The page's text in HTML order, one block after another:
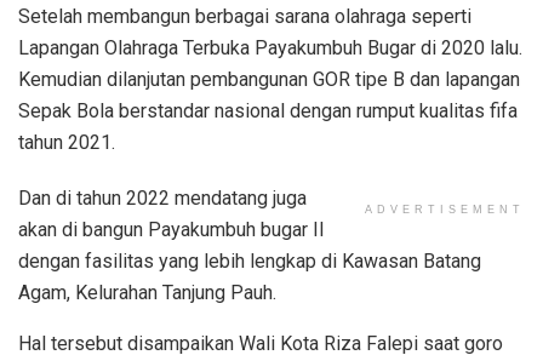
Setelah membangun berbagai sarana olahraga seperti
Lapangan Olahraga Terbuka Payakumbuh Bugar di 2020 lalu.
Kemudian dilanjutan pembangunan GOR tipe B dan lapangan
Sepak Bola berstandar nasional dengan rumput kualitas fifa
tahun 2021.
ADVERTISEMENT
Dan di tahun 2022 mendatang juga
akan di bangun Payakumbuh bugar II
dengan fasilitas yang lebih lengkap di Kawasan Batang
Agam, Kelurahan Tanjung Pauh.
Hal tersebut disampaikan Wali Kota Riza Falepi saat goro